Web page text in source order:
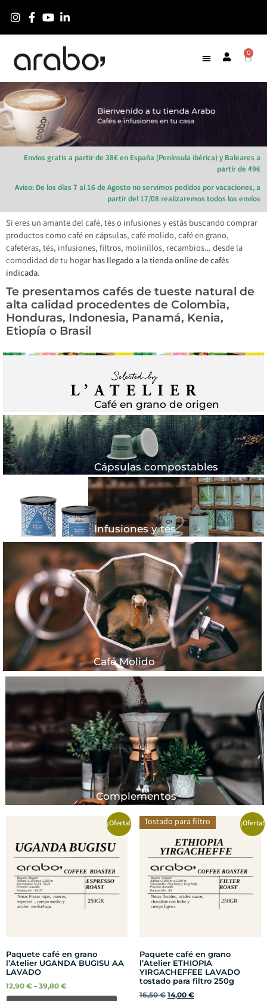
0
Envíos gratis a partir de 38€ en España (Península ibérica) y Baleares a
partir de 49€
Aviso: De los días 7 al 16 de Agosto no servimos pedidos por vacaciones, a
partir del 17/08 realizaremos todos los envíos
Si eres un amante del café, tés o infusiones y estás buscando comprar
productos como café en cápsulas, café molido, café en grano,
cafeteras, tés, infusiones, filtros, molinillos, recambios… desde la
comodidad de tu hogarhas llegado a la tienda online de cafés
indicada.
Te presentamos cafés de tueste natural de
alta calidad procedentes de Colombia,
Honduras, Indonesia, Panamá, Kenia,
Etiopía o Brasil
Café en grano de origen
Cápsulas compostables
Infusiones y tés
Café Molido
Complementos
¡Oferta!
Paquete café en grano
l’Atelier UGANDA BUGISU AA
LAVADO
12,90 € - 39,80 €
¡Oferta!
Tostado para filtro
Paquete café en grano
l’Atelier ETHIOPIA
YIRGACHEFFEE LAVADO
tostado para filtro 250g
16,50€ 14,00 €